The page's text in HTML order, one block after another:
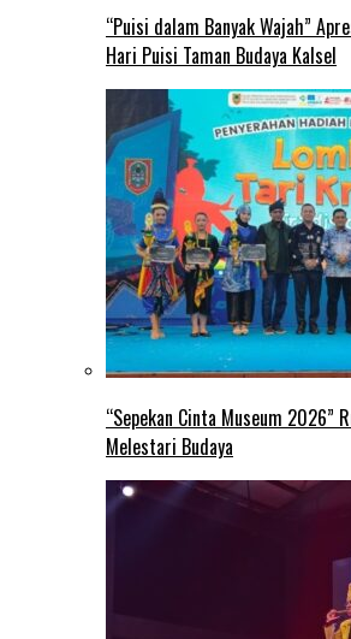
“Puisi dalam Banyak Wajah”
Hari Puisi Taman Budaya Kalsel
“Sepekan Cinta Museum 2026”
Melestari Budaya